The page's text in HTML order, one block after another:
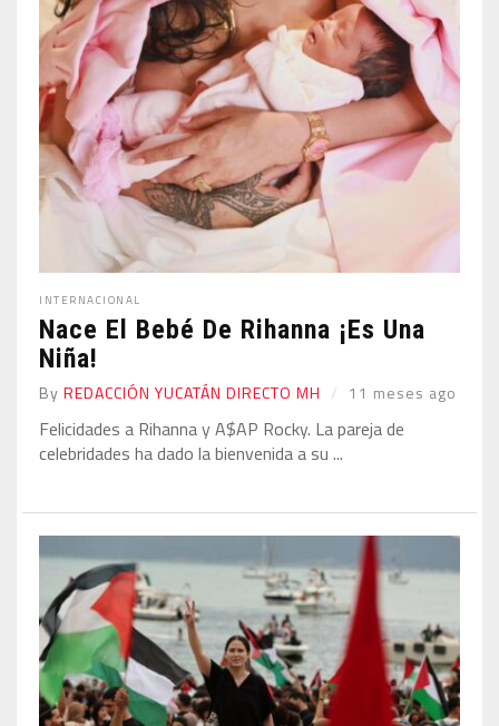
INTERNACIONAL
Nace El Bebé De Rihanna ¡es Una
Niña!
By REDACCIÓN YUCATÁN DIRECTO MH 11 meses ago
Felicidades a Rihanna y A$AP Rocky. La pareja de
celebridades ha dado la bienvenida a su ...